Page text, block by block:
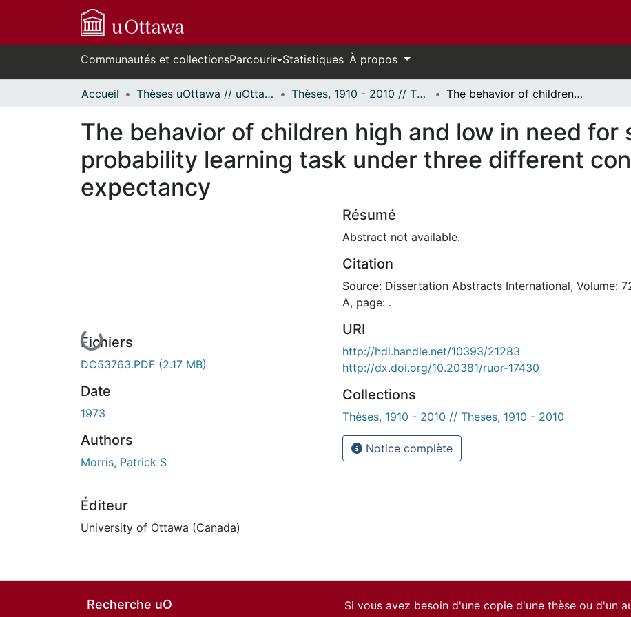
Communautés et collectionsParcourir Statistiques À propos
Accueil Thèses uOttawa // uOttawa Theses Thèses, 1910 - 2010 // Theses, 1910 - 2010 The behavior of children high and low in need for social approval on a probability learning task under three different conditions of expectancy
The behavior of children high and low in need for
probability learning task under three different
expectancy
En cours de chargement...
Fichiers
DC53763.PDF (2.17 MB)
Date
1973
Authors
Morris, Patrick S
Éditeur
University of Ottawa (Canada)
Résumé
Abstract not available.
Citation
Source: Dissertation Abstracts International, Volume:
A, page: .
URI
http://hdl.handle.net/10393/21283
http://dx.doi.org/10.20381/ruor-17430
Collections
Thèses, 1910 - 2010 // Theses, 1910 - 2010
Notice complète
Recherche uO
Si vous avez besoin d'une copie d'une thèse ou d'un